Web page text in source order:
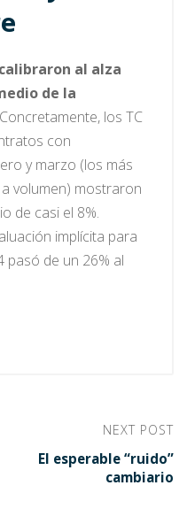
al alza
de la
Concretamente, los TC
con
y marzo (los más
volumen) mostraron
de casi el 8%.
implícita para
pasó de un 26% al
NEXT POST
El esperable “ruido”
cambiario